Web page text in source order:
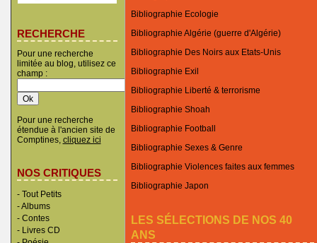
RECHERCHE
Pour une recherche
limitée au blog, utilisez ce
champ :
Pour une recherche
étendue à l'ancien site de
Comptines, cliquez ici
NOS CRITIQUES
- Tout Petits
-Albums
- Contes
- Livres CD
Bibliographie Ecologie
Bibliographie Algérie (guerre d'Algérie)
Bibliographie Des Noirs aux Etats-Unis
Bibliographie Exil
Bibliographie Liberté & terrorisme
Bibliographie Shoah
Bibliographie Football
Bibliographie Sexes & Genre
Bibliographie Violences faites aux femmes
Bibliographie Japon
LES SÉLECTIONS DE NOS 40
ANS